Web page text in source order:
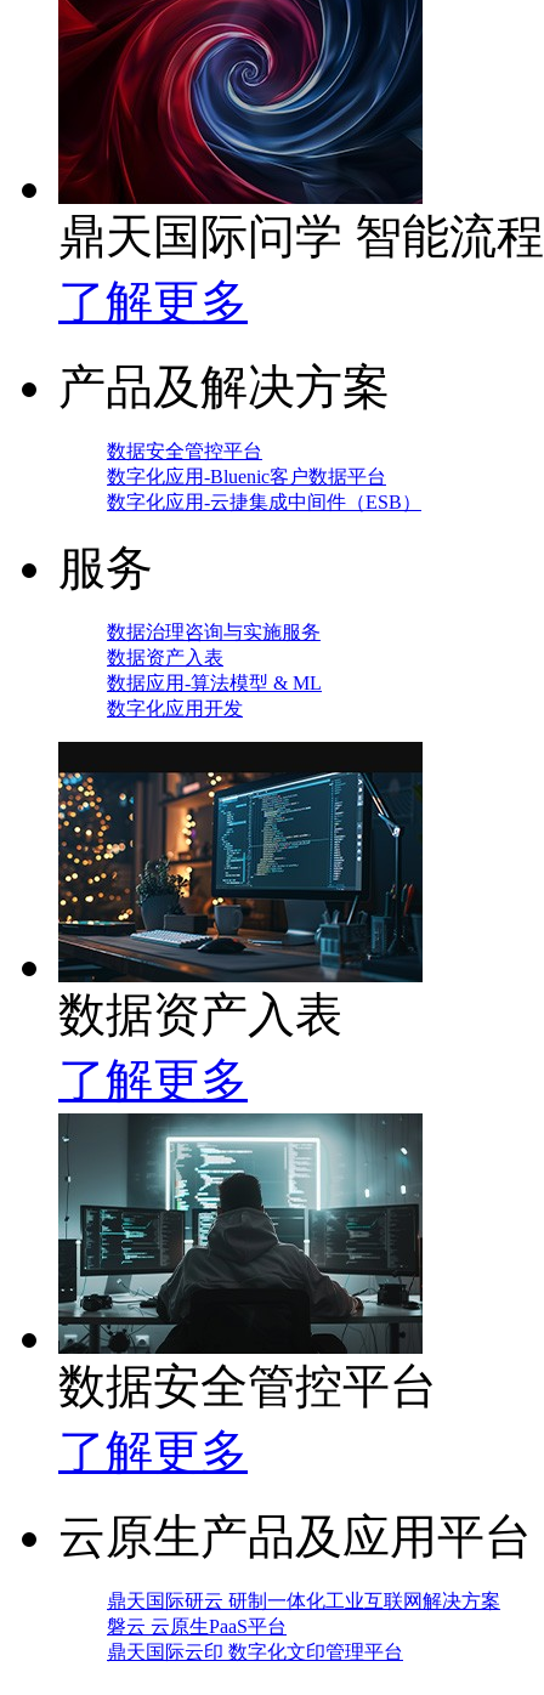
鼎天国际问学 智能流
了解更多
产品及解决方案
数据安全管控平台
数字化应用-Bluenic客户数据平台
数字化应用-云捷集成中间件（ESB）
服务
数据治理咨询与实施服务
数据资产入表
数据应用-算法模型 & ML
数字化应用开发
数据资产入表
了解更多
数据安全管控平台
了解更多
云原生产品及应用平台
鼎天国际研云 研制一体化工业互联网解决方案
磐云 云原生PaaS平台
鼎天国际云印 数字化文印管理平台